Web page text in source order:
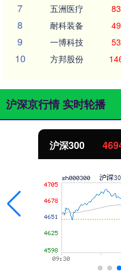
7 五洲医疗
8 耐科装备
9 一博科技
10 方邦股份
沪深京行情 实时轮播
沪深300